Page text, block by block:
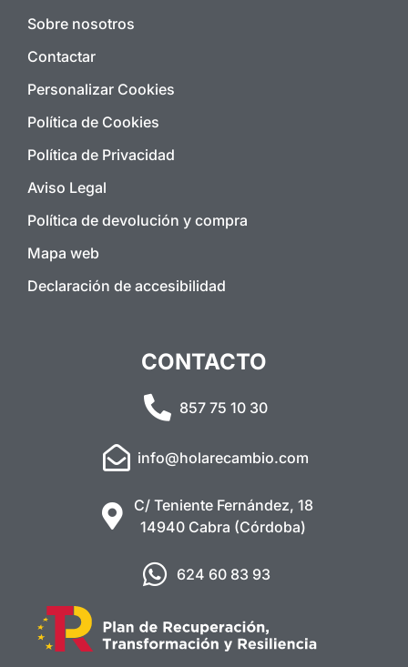
Sobre nosotros
Contactar
Personalizar Cookies
Política de Cookies
Política de Privacidad
Aviso Legal
Política de devolución y compra
Mapa web
Declaración de accesibilidad
CONTACTO
857 75 10 30
info@holarecambio.com
C/ Teniente Fernández, 18
14940 Cabra (Córdoba)
624 60 83 93